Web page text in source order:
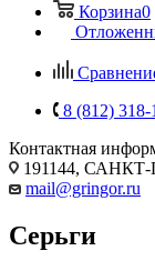
Корзина0
8 (812) 318-
Контактная
191144,
mail@gringor.ru
Серьги